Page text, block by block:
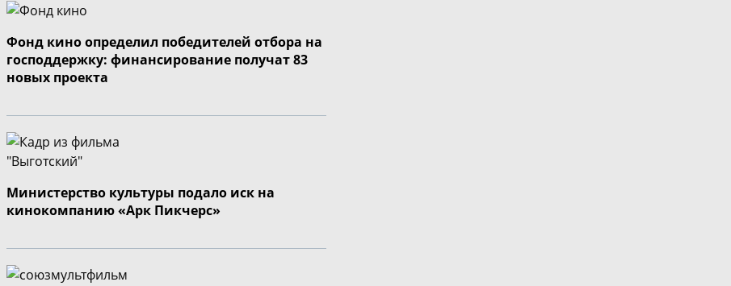
Фонд кино определил победителей отбора на
господдержку: финансирование получат 83
новых проекта
Министерство культуры подало иск на
кинокомпанию «Арк Пикчерс»